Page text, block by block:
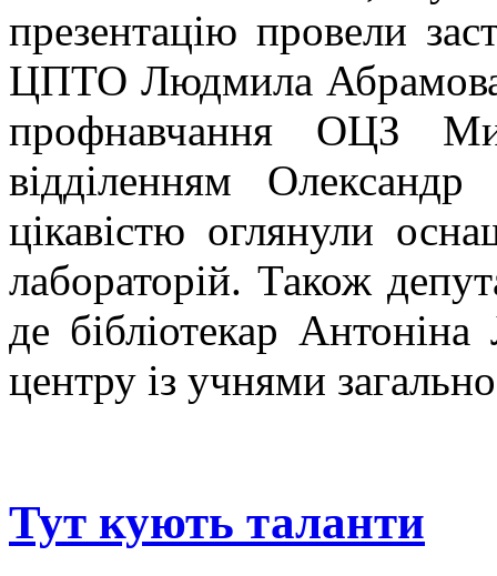
презентацію провели
ЦПТО Людмила Абрамова,
профнавчання ОЦЗ
відділенням
цікавістю оглянули
лабораторій. Також
де бібліотекар
центру із учнями
Тут кують таланти